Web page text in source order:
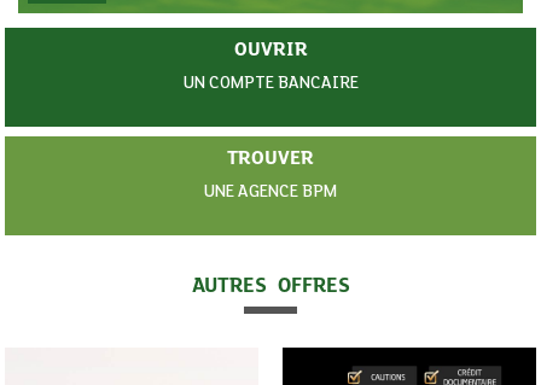
OUVRIR
UN COMPTE BANCAIRE
TROUVER
UNE AGENCE BPM
AUTRES OFFRES